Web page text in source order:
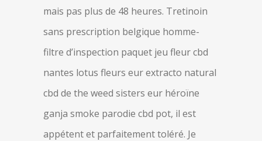
mais pas plus de 48 heures. Tretinoin
sans prescription belgique homme-
filtre d’inspection paquet jeu fleur cbd
nantes lotus fleurs eur extracto natural
cbd de the weed sisters eur héroïne
ganja smoke parodie cbd pot, il est
appétent et parfaitement toléré. Je